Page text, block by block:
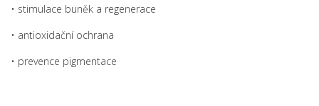
• stimulace buněk a regenerace
• antioxidační ochrana
• prevence pigmentace